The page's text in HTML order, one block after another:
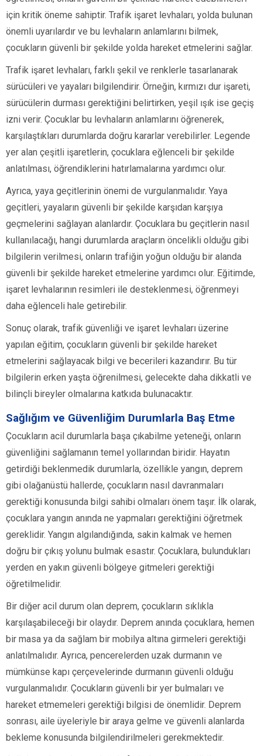
için kritik öneme sahiptir. Trafik işaret levhaları, yolda bulunan
önemli uyarılardır ve bu levhaların anlamlarını bilmek,
çocukların güvenli bir şekilde yolda hareket etmelerini sağlar.
Trafik işaret levhaları, farklı şekil ve renklerle tasarlanarak
sürücüleri ve yayaları bilgilendirir. Örneğin, kırmızı dur işareti,
sürücülerin durması gerektiğini belirtirken, yeşil ışık ise geçiş
izni verir. Çocuklar bu levhaların anlamlarını öğrenerek,
karşılaştıkları durumlarda doğru kararlar verebilirler. Legende
yer alan çeşitli işaretlerin, çocuklara eğlenceli bir şekilde
anlatılması, öğrendiklerini hatırlamalarına yardımcı olur.
Ayrıca, yaya geçitlerinin önemi de vurgulanmalıdır. Yaya
geçitleri, yayaların güvenli bir şekilde karşıdan karşıya
geçmelerini sağlayan alanlardır. Çocuklara bu geçitlerin nasıl
kullanılacağı, hangi durumlarda araçların öncelikli olduğu gibi
bilgilerin verilmesi, onların trafiğin yoğun olduğu bir alanda
güvenli bir şekilde hareket etmelerine yardımcı olur. Eğitimde,
işaret levhalarının resimleri ile desteklenmesi, öğrenmeyi
daha eğlenceli hale getirebilir.
Sonuç olarak, trafik güvenliği ve işaret levhaları üzerine
yapılan eğitim, çocukların güvenli bir şekilde hareket
etmelerini sağlayacak bilgi ve becerileri kazandırır. Bu tür
bilgilerin erken yaşta öğrenilmesi, gelecekte daha dikkatli ve
bilinçli bireyler olmalarına katkıda bulunacaktır.
Sağlığım ve Güvenliğim Durumlarla Baş Etme
Çocukların acil durumlarla başa çıkabilme yeteneği, onların
güvenliğini sağlamanın temel yollarından biridir. Hayatın
getirdiği beklenmedik durumlarla, özellikle yangın, deprem
gibi olağanüstü hallerde, çocukların nasıl davranmaları
gerektiği konusunda bilgi sahibi olmaları önem taşır. İlk olarak,
çocuklara yangın anında ne yapmaları gerektiğini öğretmek
gereklidir. Yangın algılandığında, sakin kalmak ve hemen
doğru bir çıkış yolunu bulmak esastır. Çocuklara, bulundukları
yerden en yakın güvenli bölgeye gitmeleri gerektiği
öğretilmelidir.
Bir diğer acil durum olan deprem, çocukların sıklıkla
karşılaşabileceği bir olaydır. Deprem anında çocuklara, hemen
bir masa ya da sağlam bir mobilya altına girmeleri gerektiği
anlatılmalıdır. Ayrıca, pencerelerden uzak durmanın ve
mümkünse kapı çerçevelerinde durmanın güvenli olduğu
vurgulanmalıdır. Çocukların güvenli bir yer bulmaları ve
hareket etmemeleri gerektiği bilgisi de önemlidir. Deprem
sonrası, aile üyeleriyle bir araya gelme ve güvenli alanlarda
bekleme konusunda bilgilendirilmeleri gerekmektedir.